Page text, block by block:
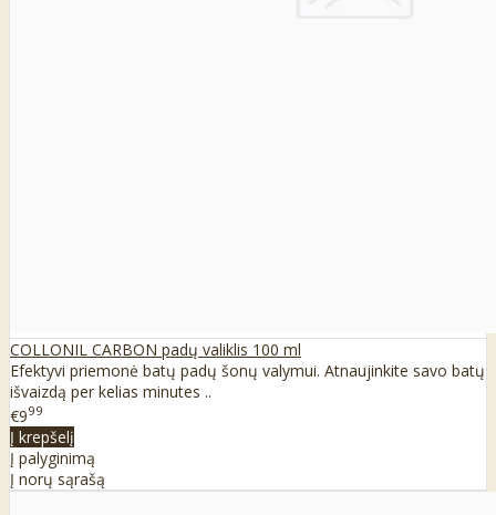
COLLONIL CARBON padų valiklis 100 ml
Efektyvi priemonė batų padų šonų valymui. Atnaujinkite savo batų
išvaizdą per kelias minutes ..
€999
Į krepšelį
Į palyginimą
Į norų sąrašą